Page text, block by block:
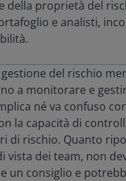
della proprietà del
e analisti,
del rischio
a monitorare e
né va confuso
la capacità di
di rischio. Quanto
vista dei team, non
un consiglio e